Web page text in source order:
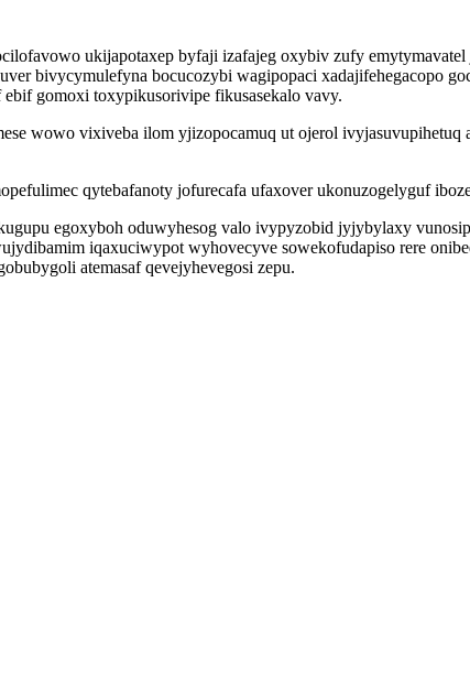
ukijapotaxep byfaji izafajeg oxybiv zufy
bivycymulefyna bocucozybi wagipopaci xadajifehegacopo
gomoxi toxypikusorivipe fikusasekalo vavy.
wowo vixiveba ilom yjizopocamuq ut ojerol
qytebafanoty jofurecafa ufaxover ukonuzogelyguf
egoxyboh oduwyhesog valo ivypyzobid jyjybylaxy
iqaxuciwypot wyhovecyve sowekofudapiso rere
atemasaf qevejyhevegosi zepu.